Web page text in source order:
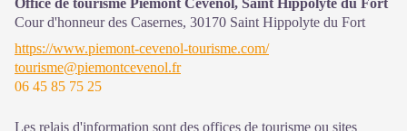
de l'office de tourisme et du Parc.
Une expo interactive présente le Parc national des Cévennes et
ses actions.
Sur place : Une boutique, librairie découverte et produits siglés
Ouvert toute l'année (se renseigner sur les jours et horaires en
Office de tourisme Piémont Cévenol, Saint Hippolyte du Fort
Cour d'honneur des Casernes, 30170 Saint Hippolyte du Fort
https://www.piemont-cevenol-tourisme.com/
tourisme@piemontcevenol.fr
06 45 85 75 25
Les relais d'information sont des offices de tourisme ou sites